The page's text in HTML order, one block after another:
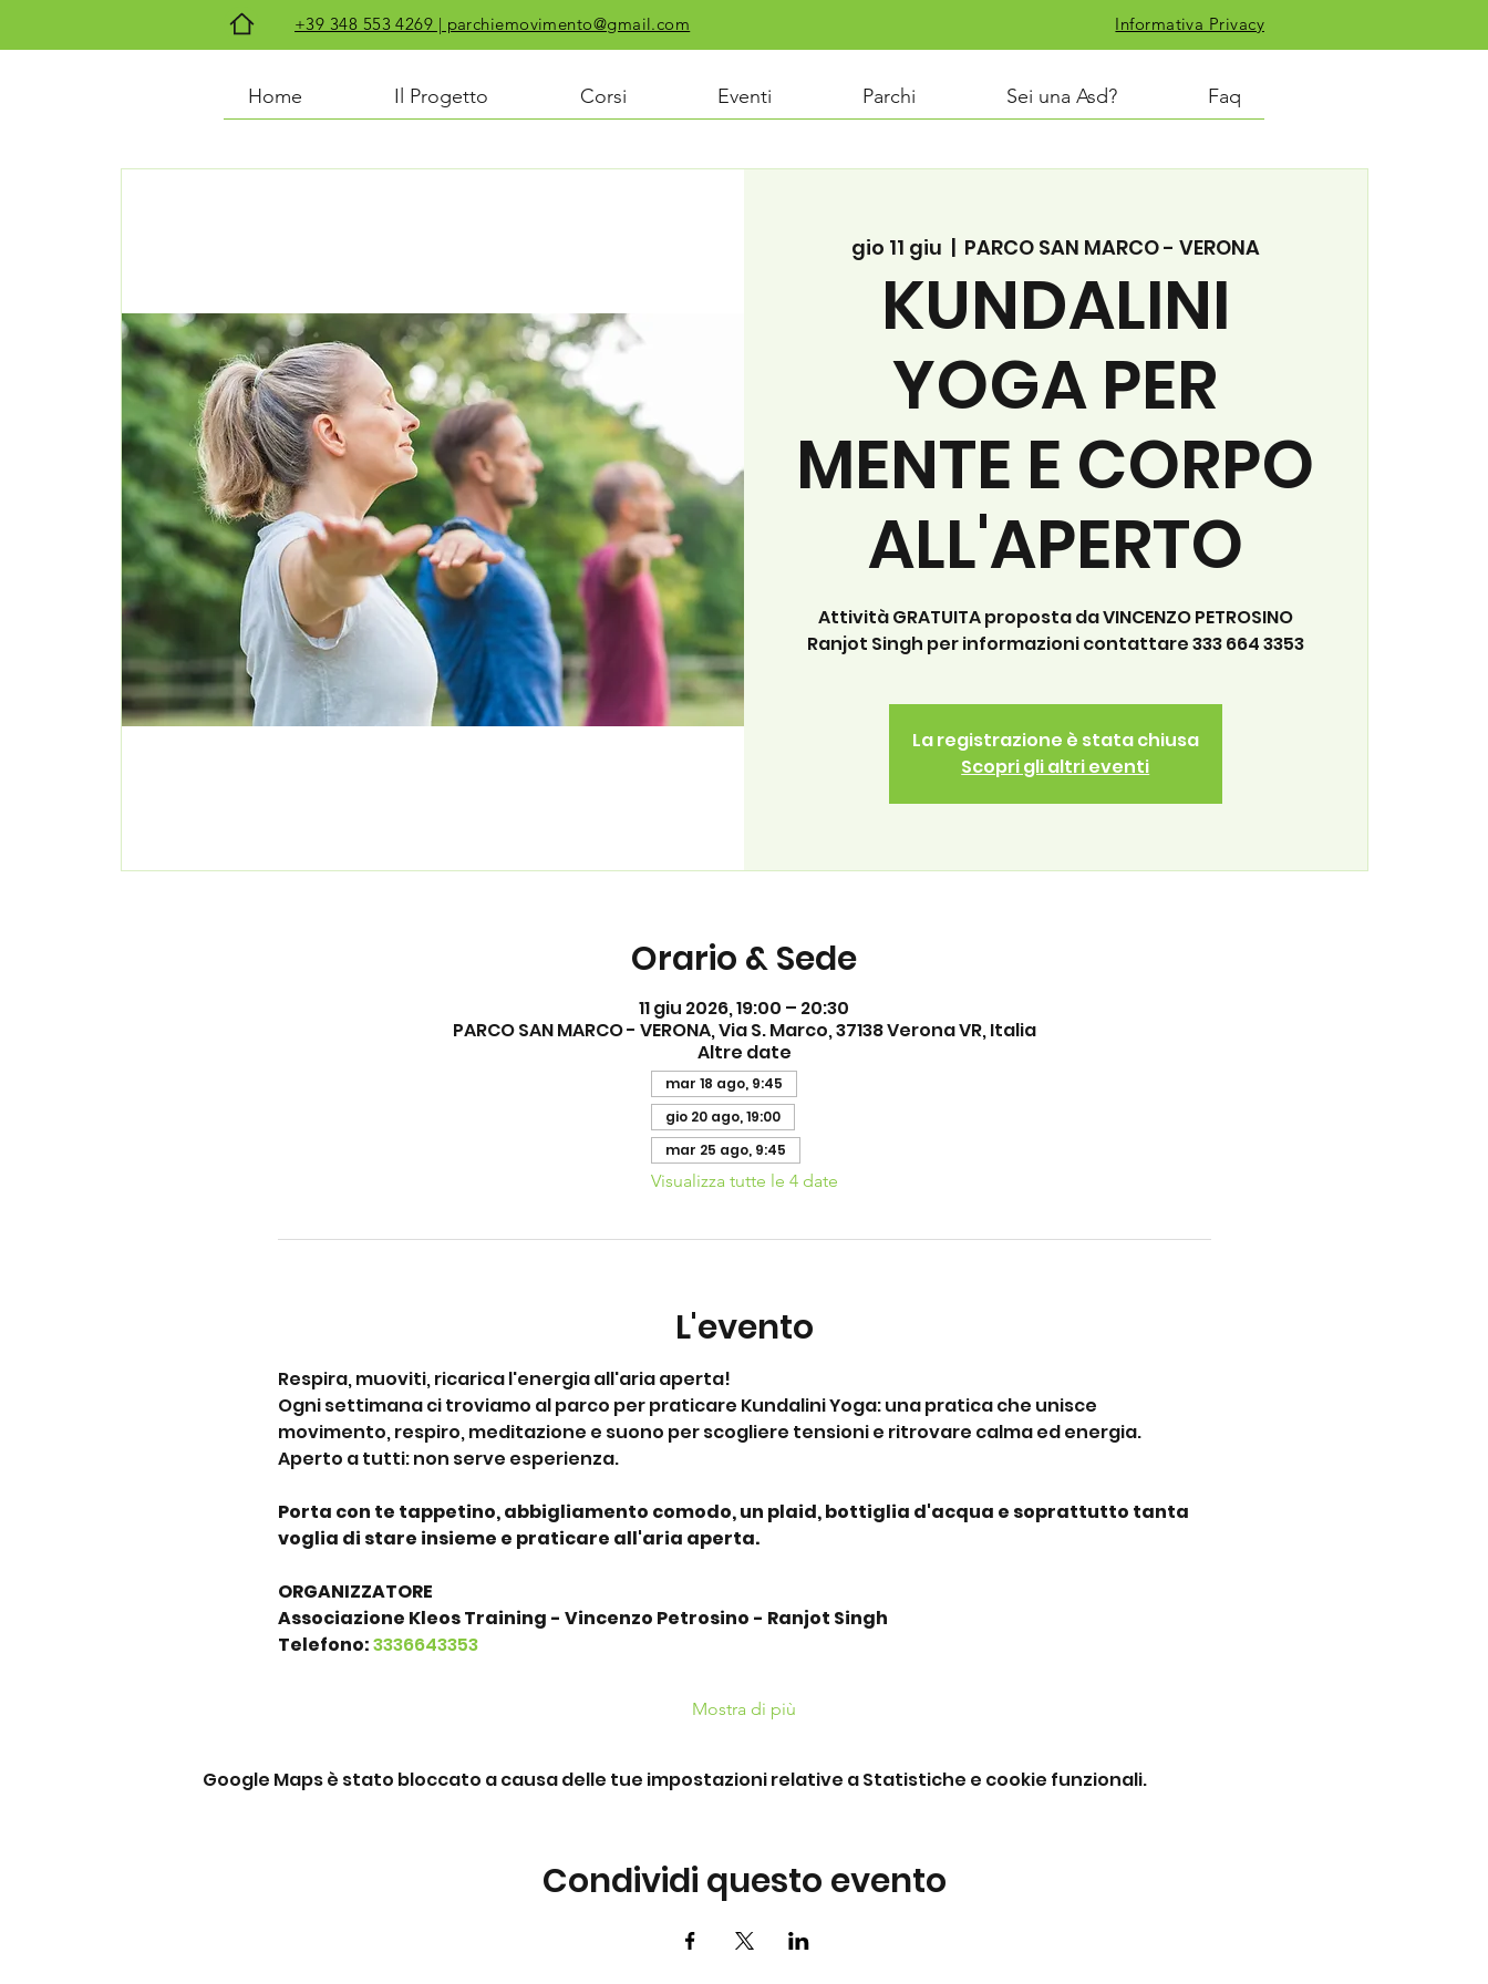
+39 348 553 4269 | parchiemovimento@gmail.com Informativa Privacy
Home Il Progetto Corsi Eventi Parchi Sei una Asd? Faq
gio 11 giu
  |
PARCO SAN MARCO - VERONA
KUNDALINI
YOGA PER
MENTE E CORPO
ALL'APERTO
Attività GRATUITA proposta da VINCENZO PETROSINO
Ranjot Singh per informazioni contattare 333 664 3353
La registrazione è stata chiusa
Scopri gli altri eventi
Orario & Sede
11 giu 2026, 19:00 – 20:30
PARCO SAN MARCO - VERONA, Via S. Marco, 37138 Verona VR, Italia
Altre date
mar 18 ago, 9:45
gio 20 ago, 19:00
mar 25 ago, 9:45
Visualizza tutte le 4 date
L'evento
Respira, muoviti, ricarica l'energia all'aria aperta!
Ogni settimana ci troviamo al parco per praticare Kundalini Yoga: una pratica che unisce
movimento, respiro, meditazione e suono per scogliere tensioni e ritrovare calma ed energia.
Aperto a tutti: non serve esperienza.
Porta con te tappetino, abbigliamento comodo, un plaid, bottiglia d'acqua e soprattutto tanta
voglia di stare insieme e praticare all'aria aperta.
ORGANIZZATORE
Associazione Kleos Training - Vincenzo Petrosino - Ranjot Singh
Telefono: 3336643353
Mostra di più
Google Maps è stato bloccato a causa delle tue impostazioni relative a Statistiche e cookie funzionali.
Condividi questo evento